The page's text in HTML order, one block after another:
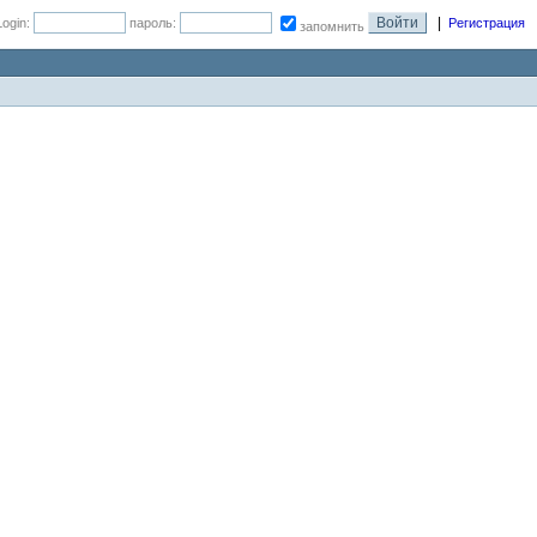
пароль: запомнить Регистрация